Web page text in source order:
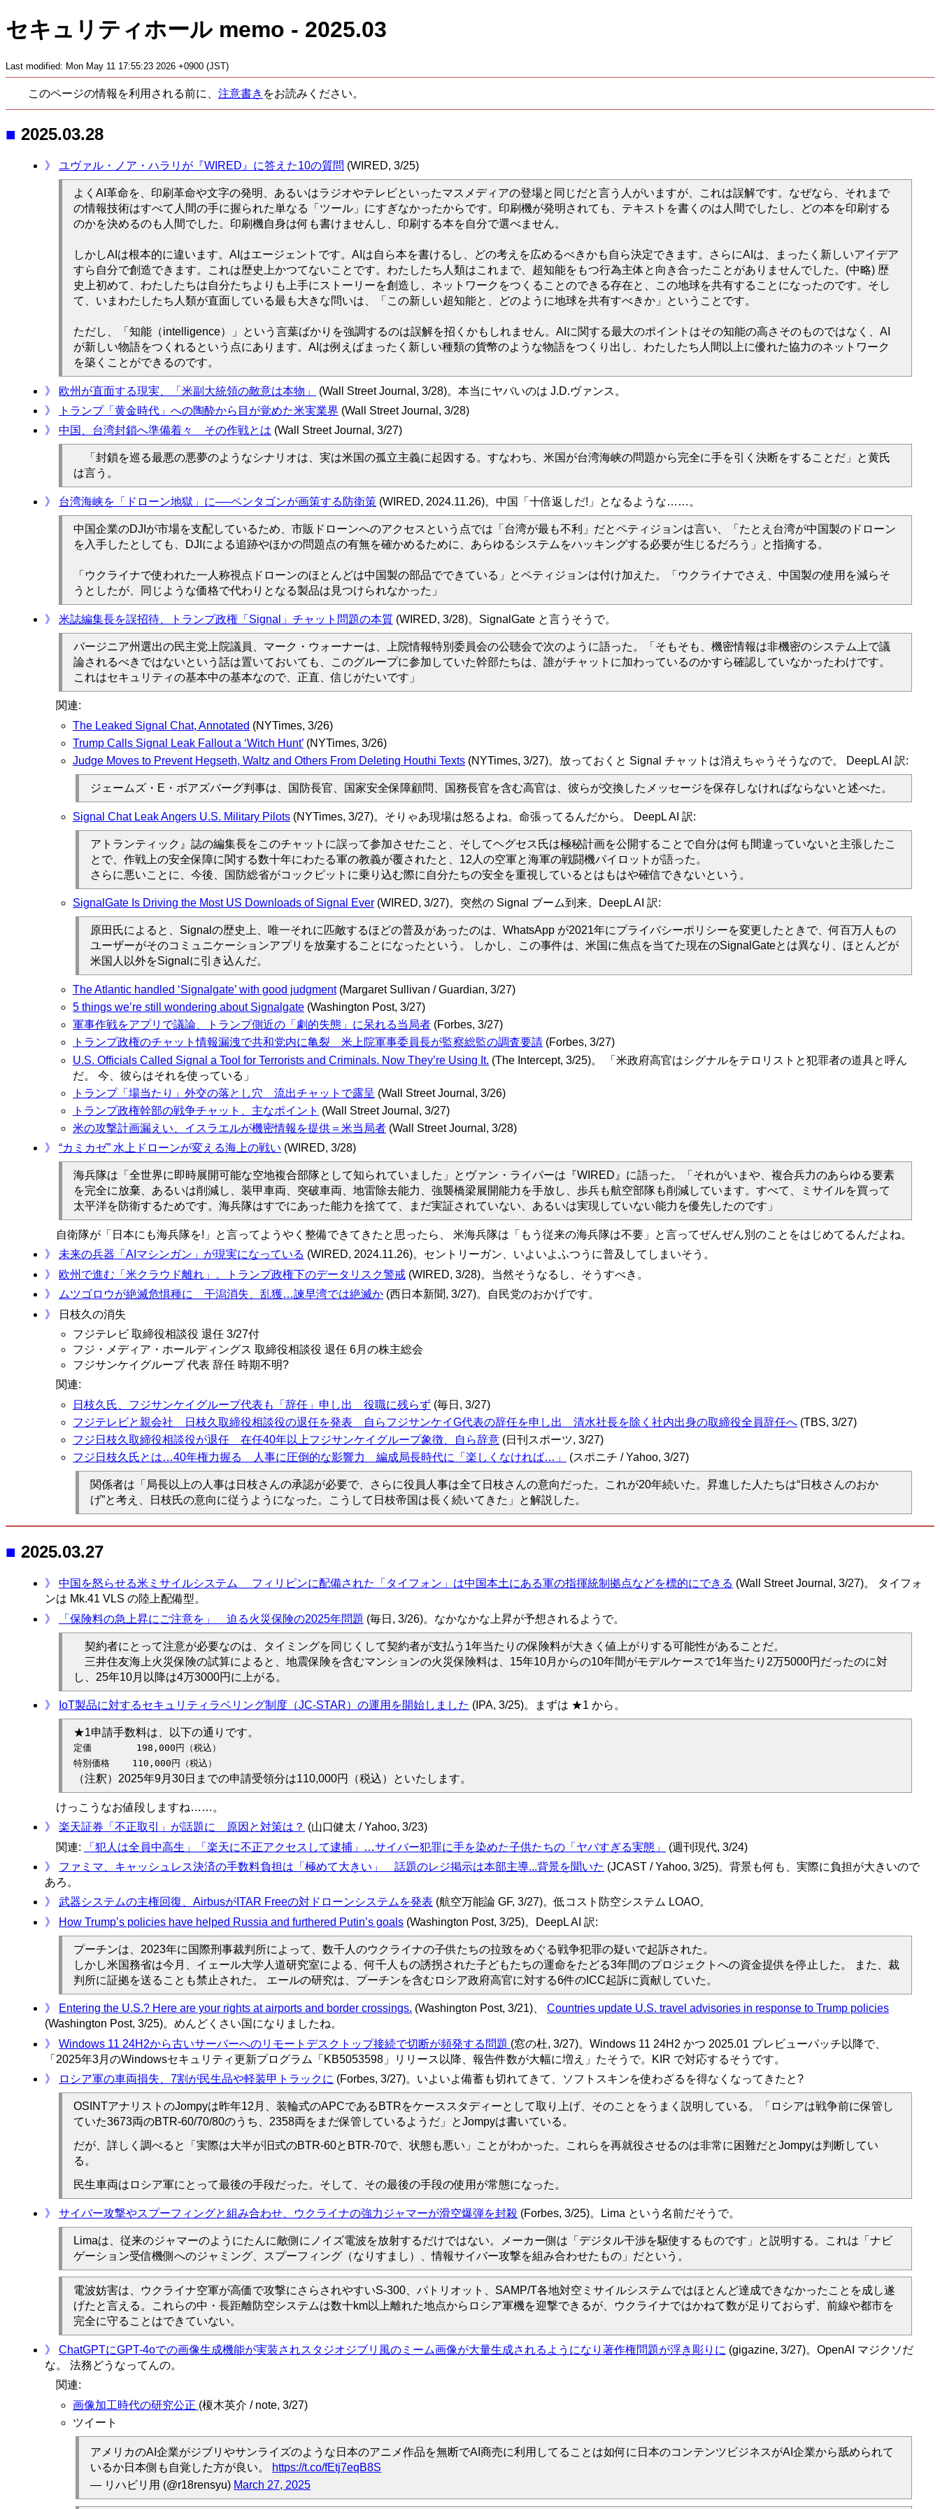
セキュリティホール memo - 2025.03
Last modified: Mon May 11 17:55:23 2026 +0900 (JST)
このページの情報を利用される前に、 注意書き をお読みください。
■ 2025.03.28
》 ユヴァル・ノア・ハラリが『WIRED』に答えた10の質問 (WIRED, 3/25)
よくAI革命を、印刷革命や文字の発明、あるいはラジオやテレビといったマスメディアの登場と同じだと言う人がいますが、これは誤解です。なぜなら、それまで
の情報技術はすべて人間の手に握られた単なる「ツール」にすぎなかったからです。印刷機が発明されても、テキストを書くのは人間でしたし、どの本を印刷する
のかを決めるのも人間でした。印刷機自身は何も書けませんし、印刷する本を自分で選べません。
しかしAIは根本的に違います。AIはエージェントです。AIは自ら本を書けるし、どの考えを広めるべきかも自ら決定できます。さらにAIは、まったく新しいアイデア
すら自分で創造できます。これは歴史上かつてないことです。わたしたち人類はこれまで、超知能をもつ行為主体と向き合ったことがありませんでした。(中略) 歴
史上初めて、わたしたちは自分たちよりも上手にストーリーを創造し、ネットワークをつくることのできる存在と、この地球を共有することになったのです。そし
て、いまわたしたち人類が直面している最も大きな問いは、「この新しい超知能と、どのように地球を共有すべきか」ということです。
ただし、「知能（intelligence）」という言葉ばかりを強調するのは誤解を招くかもしれません。AIに関する最大のポイントはその知能の高さそのものではなく、AI
が新しい物語をつくれるという点にあります。AIは例えばまったく新しい種類の貨幣のような物語をつくり出し、わたしたち人間以上に優れた協力のネットワーク
を築くことができるのです。
》 欧州が直面する現実、「米副大統領の敵意は本物」
(Wall Street Journal, 3/28)。本当にヤバいのは J.D.ヴァンス。
》
トランプ「黄金時代」への陶酔から目が覚めた米実業界 (Wall Street Journal, 3/28)
》
中国、台湾封鎖へ準備着々 その作戦とは (Wall Street Journal, 3/27)
「封鎖を巡る最悪の悪夢のようなシナリオは、実は米国の孤立主義に起因する。すなわち、米国が台湾海峡の問題から完全に手を引く決断をすることだ」と黄氏
は言う。
》 台湾海峡を「ドローン地獄」に──ペンタゴンが画策する防衛策 (WIRED, 2024.11.26)。中国「十倍返しだ!」となるような……。
中国企業のDJIが市場を支配しているため、市販ドローンへのアクセスという点では「台湾が最も不利」だとペティジョンは言い、「たとえ台湾が中国製のドローン
を入手したとしても、DJIによる追跡やほかの問題点の有無を確かめるために、あらゆるシステムをハッキングする必要が生じるだろう」と指摘する。
「ウクライナで使われた一人称視点ドローンのほとんどは中国製の部品でできている」とペティジョンは付け加えた。「ウクライナでさえ、中国製の使用を減らそ
うとしたが、同じような価格で代わりとなる製品は見つけられなかった」
》 米誌編集長を誤招待、トランプ政権「Signal」チャット問題の本質 (WIRED, 3/28)。SignalGate と言うそうで。
バージニア州選出の民主党上院議員、マーク・ウォーナーは、上院情報特別委員会の公聴会で次のように語った。「そもそも、機密情報は非機密のシステム上で議
論されるべきではないという話は置いておいても、このグループに参加していた幹部たちは、誰がチャットに加わっているのかすら確認していなかったわけです。
これはセキュリティの基本中の基本なので、正直、信じがたいです」
関連:
The Leaked Signal Chat, Annotated (NYTimes, 3/26)
Trump Calls Signal Leak Fallout a ‘Witch Hunt’ (NYTimes, 3/26)
Judge Moves to Prevent Hegseth, Waltz and Others From Deleting Houthi Texts (NYTimes, 3/27)。放っておくと Signal チャットは消えちゃうそうなので。 DeepL AI 訳:
ジェームズ・E・ボアズバーグ判事は、国防長官、国家安全保障顧問、国務長官を含む高官は、彼らが交換したメッセージを保存しなければならないと述べた。
Signal Chat Leak Angers U.S. Military Pilots (NYTimes, 3/27)。そりゃあ現場は怒るよね。命張ってるんだから。 DeepL AI 訳:
アトランティック』誌の編集長をこのチャットに誤って参加させたこと、そしてヘグセス氏は極秘計画を公開することで自分は何も間違っていないと主張したこ
とで、作戦上の安全保障に関する数十年にわたる軍の教義が覆されたと、12人の空軍と海軍の戦闘機パイロットが語った。
さらに悪いことに、今後、国防総省がコックピットに乗り込む際に自分たちの安全を重視しているとはもはや確信できないという。
SignalGate Is Driving the Most US Downloads of Signal Ever (WIRED, 3/27)。突然の Signal ブーム到来。DeepL AI 訳:
原田氏によると、Signalの歴史上、唯一それに匹敵するほどの普及があったのは、WhatsApp が2021年にプライバシーポリシーを変更したときで、何百万人もの
ユーザーがそのコミュニケーションアプリを放棄することになったという。 しかし、この事件は、米国に焦点を当てた現在のSignalGateとは異なり、ほとんどが
米国人以外をSignalに引き込んだ。
The Atlantic handled ‘Signalgate’ with good judgment(Margaret Sullivan / Guardian, 3/27)
5 things we’re still wondering about Signalgate (Washington Post, 3/27)
軍事作戦をアプリで議論、トランプ側近の「劇的失態」に呆れる当局者 (Forbes, 3/27)
トランプ政権のチャット情報漏洩で共和党内に亀裂 米上院軍事委員長が監察総監の調査要請 (Forbes, 3/27)
U.S. Officials Called Signal a Tool for Terrorists and Criminals. Now They’re Using It. (The Intercept, 3/25)。 「米政府高官はシグナルをテロリストと犯罪者の道具と呼ん
だ。 今、彼らはそれを使っている」
トランプ「場当たり」外交の落とし穴 流出チャットで露呈 (Wall Street Journal, 3/26)
トランプ政権幹部の戦争チャット、主なポイント (Wall Street Journal, 3/27)
米の攻撃計画漏えい、イスラエルが機密情報を提供＝米当局者 (Wall Street Journal, 3/28)
》
“カミカゼ” 水上ドローンが変える海上の戦い (WIRED, 3/28)
海兵隊は「全世界に即時展開可能な空地複合部隊として知られていました」とヴァン・ライパーは『WIRED』に語った。「それがいまや、複合兵力のあらゆる要素
を完全に放棄、あるいは削減し、装甲車両、突破車両、地雷除去能力、強襲橋梁展開能力を手放し、歩兵も航空部隊も削減しています。すべて、ミサイルを買って
太平洋を防衛するためです。海兵隊はすでにあった能力を捨てて、まだ実証されていない、あるいは実現していない能力を優先したのです」
自衛隊が「日本にも海兵隊を!」と言ってようやく整備できてきたと思ったら、 米海兵隊は「もう従来の海兵隊は不要」と言ってぜんぜん別のことをはじめてるんだよね。
》
未来の兵器「AIマシンガン」が現実になっている (WIRED, 2024.11.26)。セントリーガン、いよいよふつうに普及してしまいそう。
》
欧州で進む「米クラウド離れ」。トランプ政権下のデータリスク警戒 (WIRED, 3/28)。当然そうなるし、そうすべき。
》
ムツゴロウが絶滅危惧種に 干潟消失、乱獲…諫早湾では絶滅か (西日本新聞, 3/27)。自民党のおかげです。
》
日枝久の消失
フジテレビ 取締役相談役 退任 3/27付
フジ・メディア・ホールディングス 取締役相談役 退任 6月の株主総会
フジサンケイグループ 代表 辞任 時期不明?
関連:
日枝久氏、フジサンケイグループ代表も「辞任」申し出 役職に残らず (毎日, 3/27)
フジテレビと親会社 日枝久取締役相談役の退任を発表 自らフジサンケイG代表の辞任を申し出 清水社長を除く社内出身の取締役全員辞任へ (TBS, 3/27)
フジ日枝久取締役相談役が退任 在任40年以上フジサンケイグループ象徴、自ら辞意 (日刊スポーツ, 3/27)
フジ日枝久氏とは…40年権力握る 人事に圧倒的な影響力 編成局長時代に「楽しくなければ…」
(スポニチ / Yahoo, 3/27)
関係者は「局長以上の人事は日枝さんの承認が必要で、さらに役員人事は全て日枝さんの意向だった。これが20年続いた。昇進した人たちは“日枝さんのおか
げ”と考え、日枝氏の意向に従うようになった。こうして日枝帝国は長く続いてきた」と解説した。
■ 2025.03.27
》 中国を怒らせる米ミサイルシステム フィリピンに配備された「タイフォン」は中国本土にある軍の指揮統制拠点などを標的にできる (Wall Street Journal, 3/27)。 タイフォ
ンは Mk.41 VLS の陸上配備型。
》
「保険料の急上昇にご注意を」 迫る火災保険の2025年問題 (毎日, 3/26)。なかなかな上昇が予想されるようで。
契約者にとって注意が必要なのは、タイミングを同じくして契約者が支払う1年当たりの保険料が大きく値上がりする可能性があることだ。
三井住友海上火災保険の試算によると、地震保険を含むマンションの火災保険料は、15年10月からの10年間がモデルケースで1年当たり2万5000円だったのに対
し、25年10月以降は4万3000円に上がる。
》 IoT製品に対するセキュリティラベリング制度（JC-STAR）の運用を開始しました (IPA, 3/25)。まずは ★1 から。
★1申請手数料は、以下の通りです。
定価        198,000円（税込）
（注釈）2025年9月30日までの申請受領分は110,000円（税込）といたします。
けっこうなお値段しますね……。
》
楽天証券「不正取引」が話題に 原因と対策は？ (山口健太 / Yahoo, 3/23)
関連:
「犯人は全員中高生」「楽天に不正アクセスして逮捕」…サイバー犯罪に手を染めた子供たちの「ヤバすぎる実態」
(週刊現代, 3/24)
》
ファミマ、キャッシュレス決済の手数料負担は「極めて大きい」 話題のレジ掲示は本部主導...背景を聞いた (JCAST / Yahoo, 3/25)。背景も何も、実際に負担が大きいので
あろ。
》
武器システムの主権回復、AirbusがITAR Freeの対ドローンシステムを発表 (航空万能論 GF, 3/27)。低コスト防空システム LOAO。
》
How Trump’s policies have helped Russia and furthered Putin’s goals (Washington Post, 3/25)。DeepL AI 訳:
プーチンは、2023年に国際刑事裁判所によって、数千人のウクライナの子供たちの拉致をめぐる戦争犯罪の疑いで起訴された。
しかし米国務省は今月、イェール大学人道研究室による、何千人もの誘拐された子どもたちの運命をたどる3年間のプロジェクトへの資金提供を停止した。 また、裁
判所に証拠を送ることも禁止された。 エールの研究は、プーチンを含むロシア政府高官に対する6件のICC起訴に貢献していた。
》 Entering the U.S.? Here are your rights at airports and border crossings. (Washington Post, 3/21)、 Countries update U.S. travel advisories in response to Trump policies
(Washington Post, 3/25)。めんどくさい国になりましたね。
》
Windows 11 24H2から古いサーバーへのリモートデスクトップ接続で切断が頻発する問題 (窓の杜, 3/27)。Windows 11 24H2 かつ 2025.01 プレビューパッチ以降で、
「2025年3月のWindowsセキュリティ更新プログラム「KB5053598」リリース以降、報告件数が大幅に増え」たそうで。KIR で対応するそうです。
》
ロシア軍の車両損失、7割が民生品や軽装甲トラックに (Forbes, 3/27)。いよいよ備蓄も切れてきて、ソフトスキンを使わざるを得なくなってきたと?
OSINTアナリストのJompyは昨年12月、装輪式のAPCであるBTRをケーススタディーとして取り上げ、そのことをうまく説明している。「ロシアは戦争前に保管し
ていた3673両のBTR-60/70/80のうち、2358両をまだ保管しているようだ」とJompyは書いている。
だが、詳しく調べると「実際は大半が旧式のBTR-60とBTR-70で、状態も悪い」ことがわかった。これらを再就役させるのは非常に困難だとJompyは判断してい
る。
民生車両はロシア軍にとって最後の手段だった。そして、その最後の手段の使用が常態になった。
》 サイバー攻撃やスプーフィングと組み合わせ、ウクライナの強力ジャマーが滑空爆弾を封殺 (Forbes, 3/25)。Lima という名前だそうで。
Limaは、従来のジャマーのようにたんに敵側にノイズ電波を放射するだけではない。メーカー側は「デジタル干渉を駆使するものです」と説明する。これは「ナビ
ゲーション受信機側へのジャミング、スプーフィング（なりすまし）、情報サイバー攻撃を組み合わせたもの」だという。
電波妨害は、ウクライナ空軍が高価で攻撃にさらされやすいS-300、パトリオット、SAMP/T各地対空ミサイルシステムではほとんど達成できなかったことを成し遂
げたと言える。これらの中・長距離防空システムは数十km以上離れた地点からロシア軍機を迎撃できるが、ウクライナではかねて数が足りておらず、前線や都市を
完全に守ることはできていない。
》 ChatGPTにGPT-4oでの画像生成機能が実装されスタジオジブリ風のミーム画像が大量生成されるようになり著作権問題が浮き彫りに (gigazine, 3/27)。OpenAI マジクソだ
な。 法務どうなってんの。
関連:
画像加工時代の研究公正 (榎木英介 / note, 3/27)
ツイート
アメリカのAI企業がジブリやサンライズのような日本のアニメ作品を無断でAI商売に利用してることは如何に日本のコンテンツビジネスがAI企業から舐められて
いるか日本側も自覚した方が良い。
https://t.co/fEtj7eqB8S
— リハビリ用 (@r18rensyu) March 27, 2025